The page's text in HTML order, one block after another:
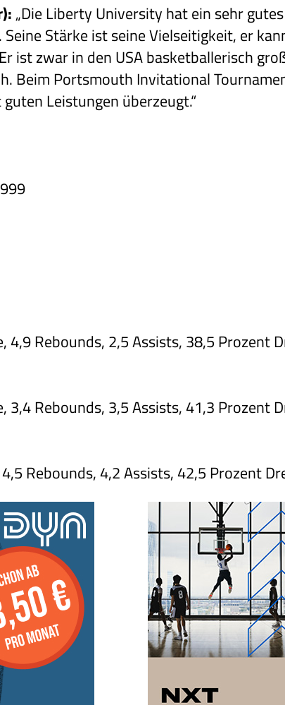
„Die Liberty University hat ein sehr
Stärke ist seine Vielseitigkeit, er
ist zwar in den USA basketballerisch
Beim Portsmouth Invitational
Leistungen überzeugt.“
Rebounds, 2,5 Assists, 38,5 Prozent
Rebounds, 3,5 Assists, 41,3 Prozent
Rebounds, 4,2 Assists, 42,5 Prozent